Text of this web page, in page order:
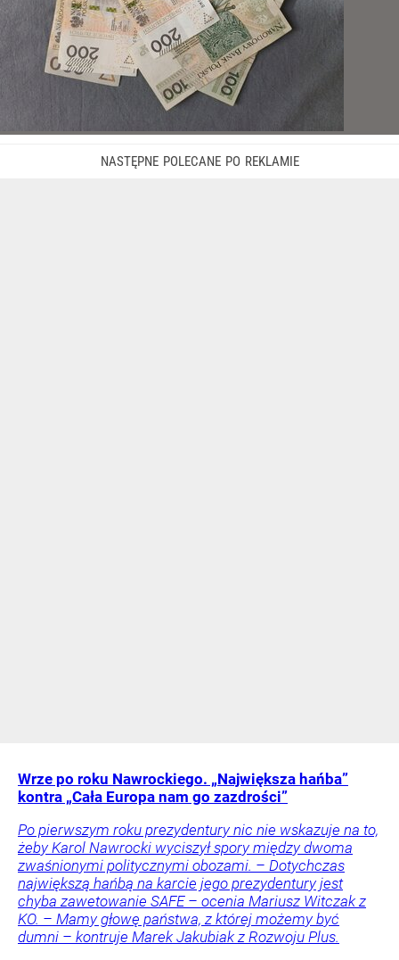
Wrze po roku Nawrockiego. „Największa hańba”
kontra „Cała Europa nam go zazdrości”
Po pierwszym roku prezydentury nic nie wskazuje na to,
żeby Karol Nawrocki wyciszył spory między dwoma
zwaśnionymi politycznymi obozami. – Dotychczas
największą hańbą na karcie jego prezydentury jest
chyba zawetowanie SAFE – ocenia Mariusz Witczak z
KO. – Mamy głowę państwa, z której możemy być
dumni – kontruje Marek Jakubiak z Rozwoju Plus.